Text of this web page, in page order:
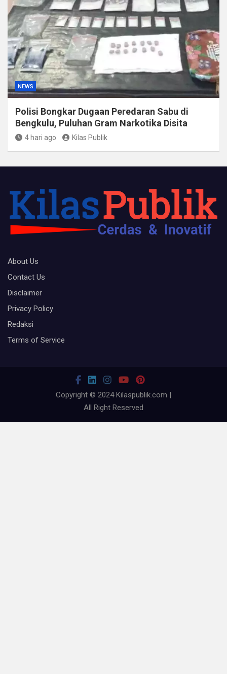
NEWS
Polisi Bongkar Dugaan Peredaran Sabu di
Bengkulu, Puluhan Gram Narkotika Disita
4 hari ago Kilas Publik
About Us
Contact Us
Disclaimer
Privacy Policy
Redaksi
Terms of Service
Copyright © 2024 Kilaspublik.com |
All Right Reserved